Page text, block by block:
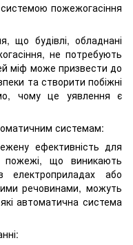
пожежогасіння
що будівлі, обладнані
не потребують
міф може призвести до
та створити побіжні
чому це уявлення є
системам:
ефективність для
пожежі, що виникають
електроприладах або
речовинами, можуть
автоматична система